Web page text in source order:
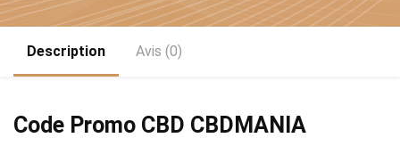
Description Avis (0)
Code Promo CBD CBDMANIA